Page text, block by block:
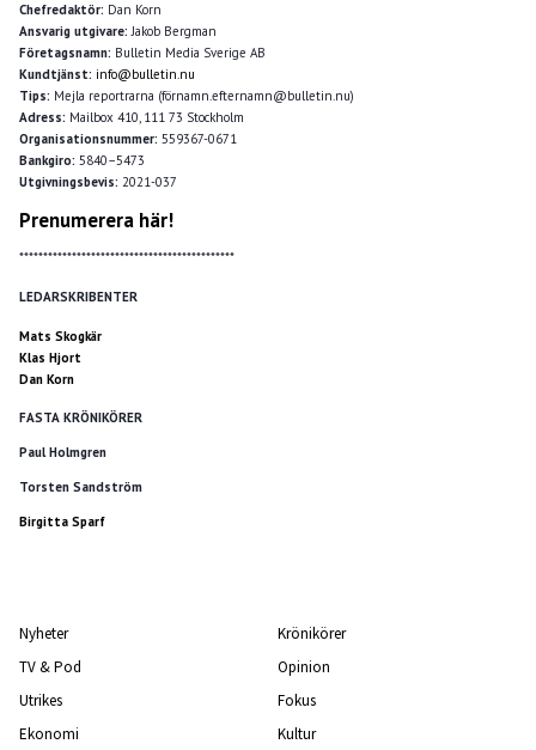
Chefredaktör: Dan Korn
Ansvarig utgivare:Jakob Bergman
Företagsnamn: Bulletin Media Sverige AB
Kundtjänst: info@bulletin.nu
Tips: Mejla reportrarna (förnamn.efternamn@bulletin.nu)
Adress: Mailbox 410, 111 73 Stockholm
Organisationsnummer: 559367-0671
Bankgiro: 5840–5473
Utgivningsbevis: 2021-037
Prenumerera här!
*********************************************
LEDARSKRIBENTER
Mats Skogkär
Klas Hjort
Dan Korn
FASTA KRÖNIKÖRER
Paul Holmgren
Torsten Sandström
Birgitta Sparf
Nyheter
TV & Pod
Utrikes
Ekonomi
Krönikörer
Opinion
Fokus
Kultur